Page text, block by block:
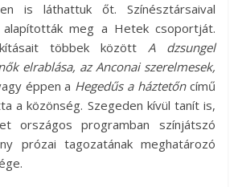
is láthattuk őt. Színésztársaival
meg a Hetek csoportját.
többek között A dzsungel
elrablása, az Anconai szerelmesek,
éppen a Hegedűs a háztetőncímű
a közönség. Szegeden kívül tanít is,
országos programban színjátszó
prózai tagozatának meghatározó